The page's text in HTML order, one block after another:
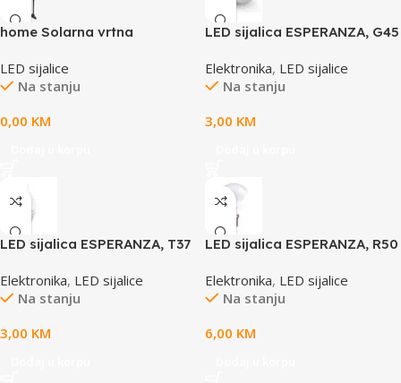
home Solarna vrtna
MX645
LED sijalice
Na stanju
0,00 KM
LED sijalica ESPERANZA, G45
lm, ELL115
Elektronika, LED sijalice
Na stanju
3,00 KM
LED sijalica ESPERANZA, T37
lm, ELL148
Elektronika, LED sijalice
Na stanju
3,00 KM
LED sijalica ESPERANZA, R50
lm, ELL162
Elektronika, LED sijalice
Na stanju
6,00 KM